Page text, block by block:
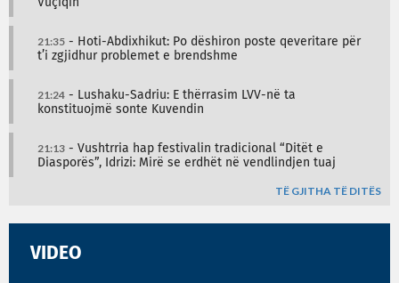
21:35 - Hoti-Abdixhikut: Po dëshiron poste qeveritare për
t’i zgjidhur problemet e brendshme
21:24 - Lushaku-Sadriu: E thërrasim LVV-në ta
konstituojmë sonte Kuvendin
21:13 - Vushtrria hap festivalin tradicional “Ditët e
Diasporës”, Idrizi: Mirë se erdhët në vendlindjen tuaj
TË GJITHA TË DITËS
VIDEO